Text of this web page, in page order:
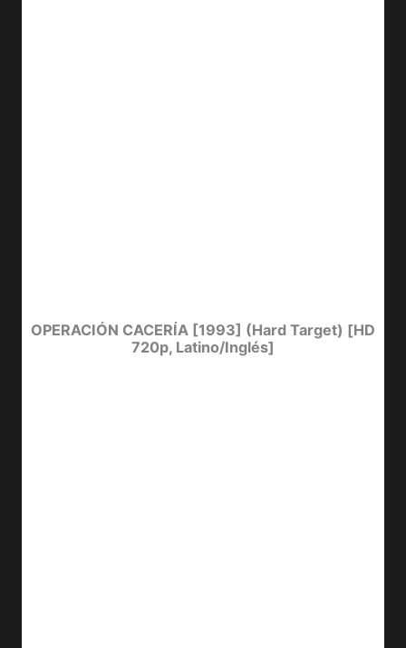
OPERACIÓN CACERÍA [1993] (Hard Target) [HD
720p, Latino/Inglés]